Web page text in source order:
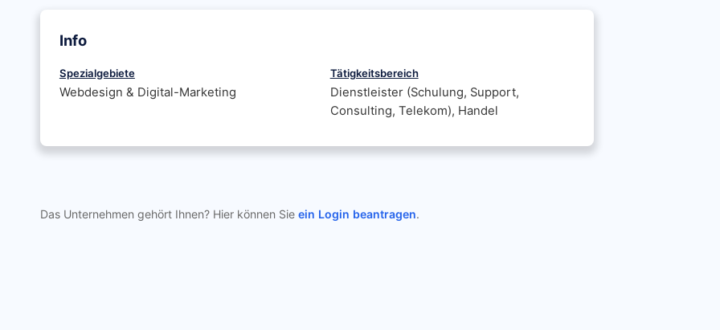
Info
Spezialgebiete
Webdesign & Digital-Marketing
Tätigkeitsbereich
Dienstleister (Schulung, Support,
Consulting, Telekom), Handel
Das Unternehmen gehört Ihnen? Hier können Sie ein Login beantragen.